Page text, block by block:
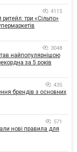
4115
три «Сільпо»
3048
найпопулярнішою
за 5 років
435
брендів з основних
571
нові правила для